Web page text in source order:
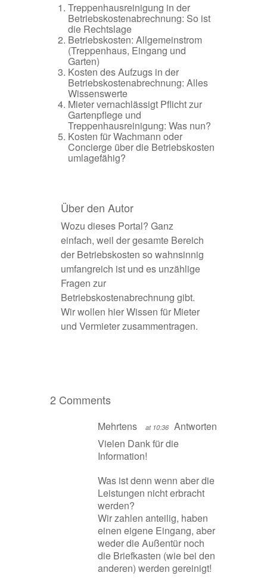
Treppenhausreinigung in der
Betriebskostenabrechnung: So ist
die Rechtslage
Betriebskosten: Allgemeinstrom
(Treppenhaus, Eingang und
Garten)
Kosten des Aufzugs in der
Betriebskostenabrechnung: Alles
Wissenswerte
Mieter vernachlässigt Pflicht zur
Gartenpflege und
Treppenhausreinigung: Was nun?
Kosten für Wachmann oder
Concierge über die Betriebskosten
umlagefähig?
Über den Autor
Wozu dieses Portal? Ganz
einfach, weil der gesamte Bereich
der Betriebskosten so wahnsinnig
umfangreich ist und es unzählige
Fragen zur
Betriebskostenabrechnung gibt.
Wir wollen hier Wissen für Mieter
und Vermieter zusammentragen.
2 Comments
Mehrtens at 10:36 Antworten
Vielen Dank für die
Information!
Was ist denn wenn aber die
Leistungen nicht erbracht
werden?
Wir zahlen anteilig, haben
einen eigene Eingang, aber
weder die Außentür noch
die Briefkasten (wie bei den
anderen) werden gereinigt!